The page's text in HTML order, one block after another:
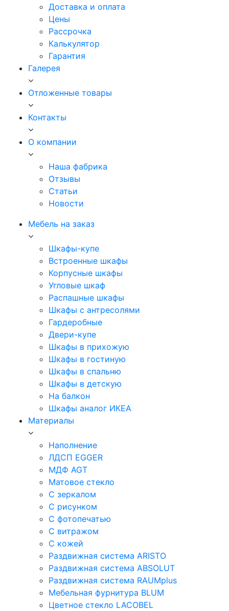
Доставка и оплата
Цены
Рассрочка
Калькулятор
Гарантия
Галерея
Отложенные товары
Контакты
О компании
Наша фабрика
Отзывы
Статьи
Новости
Мебель на заказ
Шкафы-купе
Встроенные шкафы
Корпусные шкафы
Угловые шкаф
Распашные шкафы
Шкафы с антресолями
Гардеробные
Двери-купе
Шкафы в прихожую
Шкафы в гостиную
Шкафы в спальню
Шкафы в детскую
На балкон
Шкафы аналог ИКЕА
Материалы
Наполнение
ЛДСП EGGER
МДФ AGT
Матовое стекло
С зеркалом
С рисунком
С фотопечатью
С витражом
С кожей
Раздвижная система ARISTO
Раздвижная система ABSOLUT
Раздвижная система RAUMplus
Мебельная фурнитура BLUM
Цветное стекло LACOBEL